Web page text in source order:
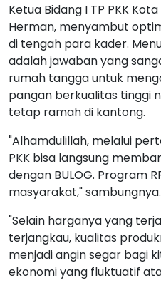
Ketua Bidang I TP PKK
Herman, menyambut
di tengah para kader.
adalah jawaban yang
rumah tangga untuk
pangan berkualitas tinggi
tetap ramah di kantong.
"Alhamdulillah, melalui
PKK bisa langsung
dengan BULOG. Program
masyarakat," sambungnya.
"Selain harganya yang
terjangkau, kualitas
menjadi angin segar bagi
ekonomi yang fluktuatif